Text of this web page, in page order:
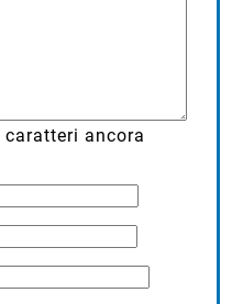
caratteri ancora